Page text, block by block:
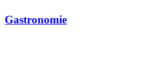
Gastronomie